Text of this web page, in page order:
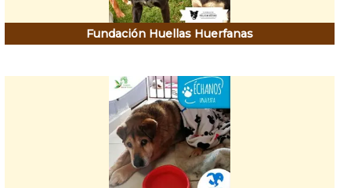
Fundación Huellas Huerfanas